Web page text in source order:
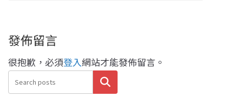
發佈留言
很抱歉，必須登入網站才能發佈留言。
搜尋